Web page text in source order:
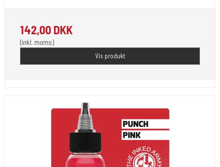
142,00 DKK
(inkl. moms)
Vis produkt